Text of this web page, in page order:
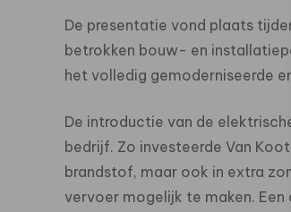
De presentatie vond plaats
betrokken bouw- en
het volledig gemoderniseerde
De introductie van de
bedrijf. Zo investeerde Van
brandstof, maar ook in extra
vervoer mogelijk te maken.